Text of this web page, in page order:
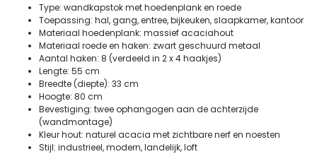
Type: wandkapstok met hoedenplank en roede
Toepassing: hal, gang, entree, bijkeuken, slaapkamer, kantoor
Materiaal hoedenplank: massief acaciahout
Materiaal roede en haken: zwart geschuurd metaal
Aantal haken: 8 (verdeeld in 2 x 4 haakjes)
Lengte: 55 cm
Breedte (diepte): 33 cm
Hoogte: 80 cm
Bevestiging: twee ophangogen aan de achterzijde
(wandmontage)
Kleur hout: naturel acacia met zichtbare nerf en noesten
Stijl: industrieel, modern, landelijk, loft